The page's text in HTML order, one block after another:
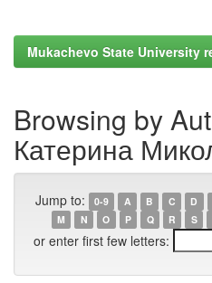
Mukachevo State University
Browsing by
Катерина
Jump to: 0-9 A B C D
M
N O P Q R S
or enter first few letters: